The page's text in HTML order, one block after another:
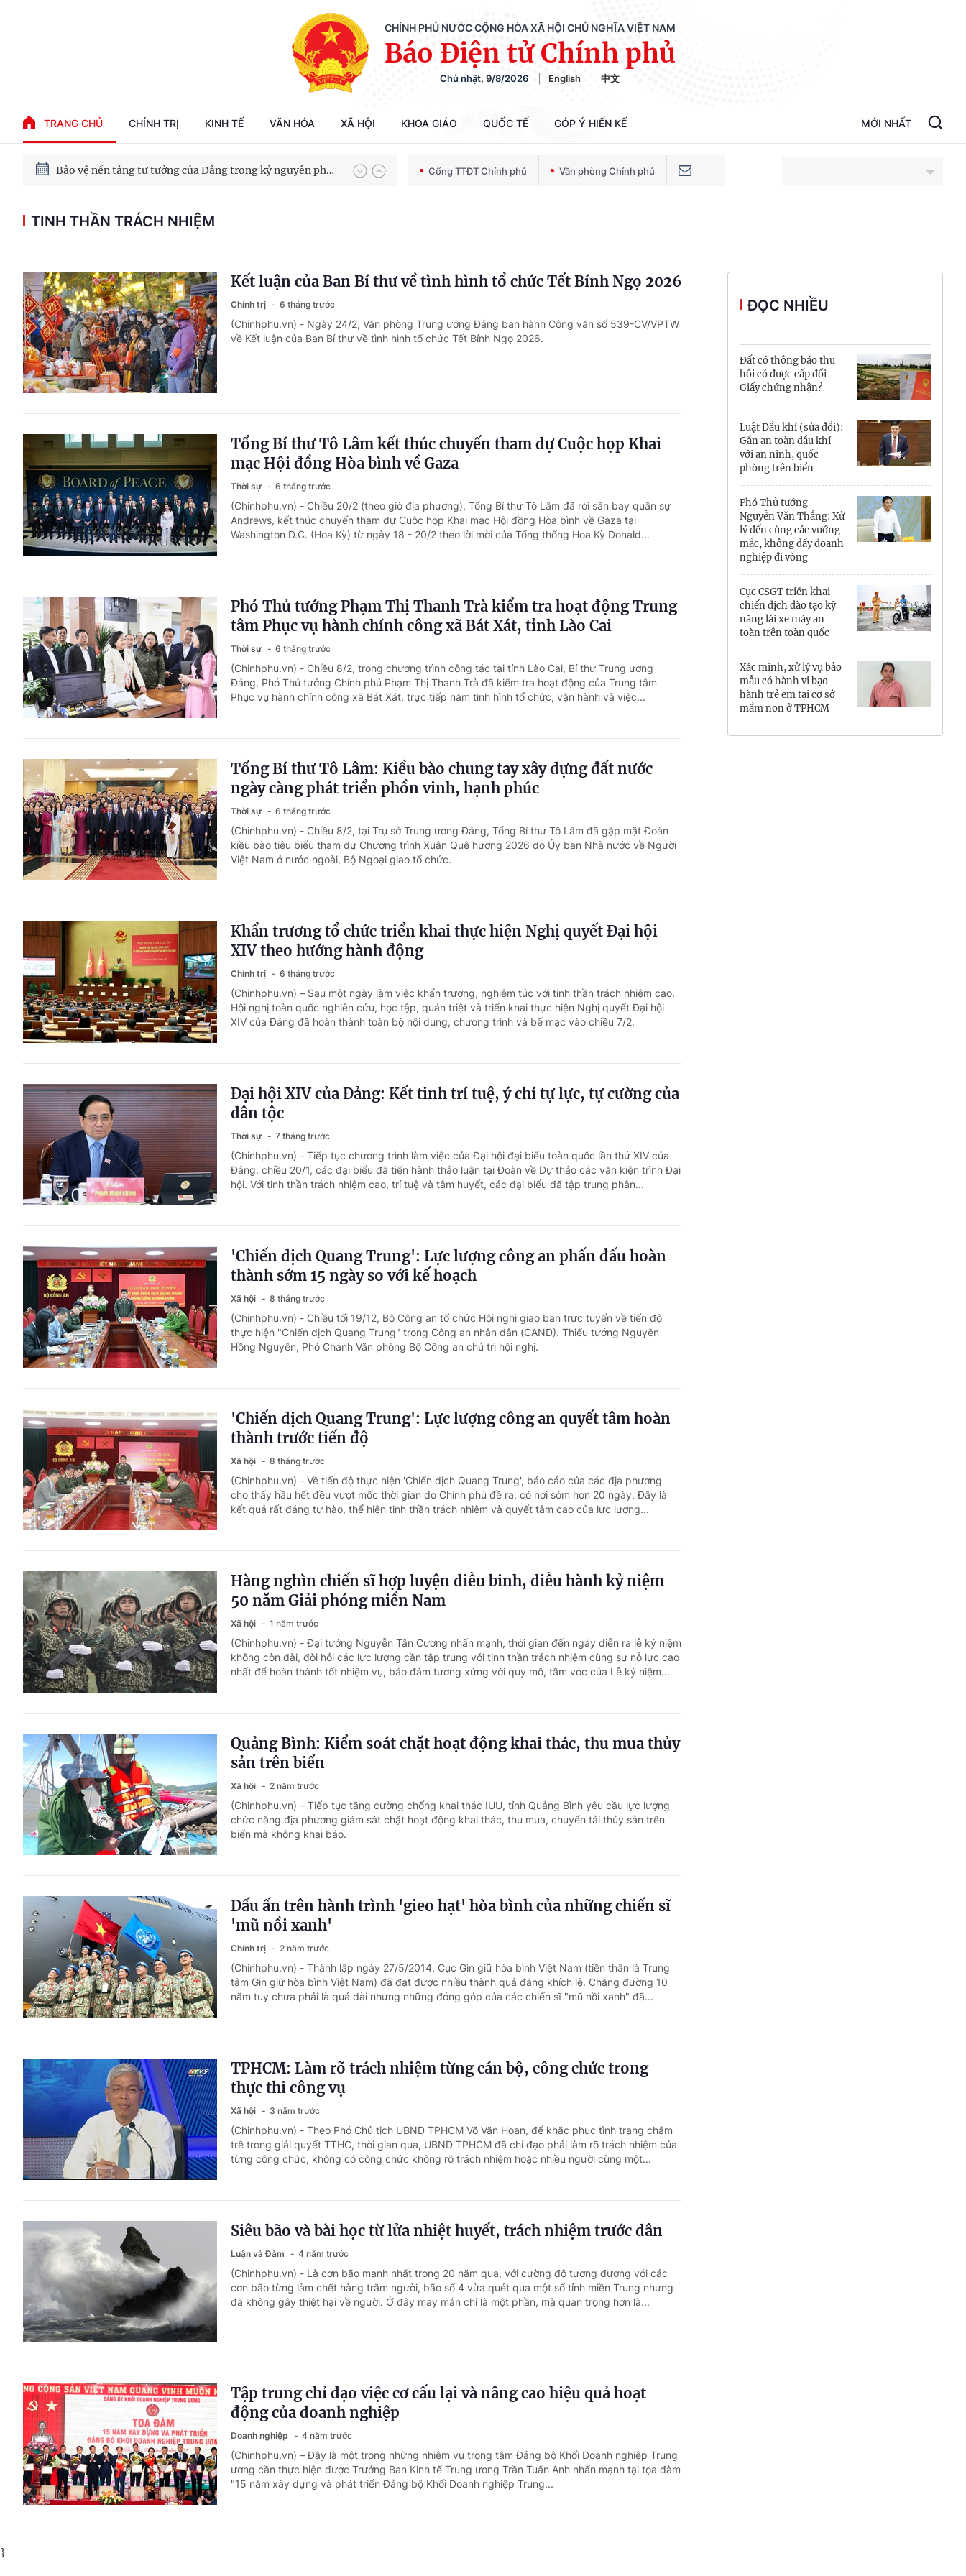
CHÍNH PHỦ NƯỚC CỘNG HÒA XÃ HỘI CHỦ NGHĨA VIỆT NAM
Báo Điện tử Chính phủ
Chủ nhật, 9/8/2026 English 中文
TRANG CHỦ CHÍNH TRỊ KINH TẾ VĂN HÓA XÃ HỘI KHOA GIÁO QUỐC TẾ GÓP Ý HIẾN KẾ MỚI NHẤT
100 ngày xử lý các điểm nghẽn về chuyển đổi số
Bảo vệ nền tảng tư tưởng của Đảng trong kỷ nguyên phát triển mới
Phát triển kinh tế nhà nước trong kỷ nguyên mới
Cổng TTĐT Chính phủ Văn phòng Chính phủ
Cần Thơ
Điện Biên
Đắk Lắk
Đồng Tháp
Gia Lai
Hồ Chí Minh
Hà Tĩnh
Hưng Yên
Hải Phòng
TINH THẦN TRÁCH NHIỆM
Kết luận của Ban Bí thư về tình hình tổ chức Tết Bính Ngọ 2026
Chính trị 6 tháng trước
(Chinhphu.vn) - Ngày 24/2, Văn phòng Trung ương Đảng ban hành Công văn số 539-CV/VPTW
về Kết luận của Ban Bí thư về tình hình tổ chức Tết Bính Ngọ 2026.
Tổng Bí thư Tô Lâm kết thúc chuyến tham dự Cuộc họp Khai
mạc Hội đồng Hòa bình về Gaza
Thời sự 6 tháng trước
(Chinhphu.vn) - Chiều 20/2 (theo giờ địa phương), Tổng Bí thư Tô Lâm đã rời sân bay quân sự
Andrews, kết thúc chuyến tham dự Cuộc họp Khai mạc Hội đồng Hòa bình về Gaza tại
Washington D.C. (Hoa Kỳ) từ ngày 18 - 20/2 theo lời mời của Tổng thống Hoa Kỳ Donald...
Phó Thủ tướng Phạm Thị Thanh Trà kiểm tra hoạt động Trung
tâm Phục vụ hành chính công xã Bát Xát, tỉnh Lào Cai
Thời sự 6 tháng trước
(Chinhphu.vn) - Chiều 8/2, trong chương trình công tác tại tỉnh Lào Cai, Bí thư Trung ương
Đảng, Phó Thủ tướng Chính phủ Phạm Thị Thanh Trà đã kiểm tra hoạt động của Trung tâm
Phục vụ hành chính công xã Bát Xát, trực tiếp nắm tình hình tổ chức, vận hành và việc...
Tổng Bí thư Tô Lâm: Kiều bào chung tay xây dựng đất nước
ngày càng phát triển phồn vinh, hạnh phúc
Thời sự 6 tháng trước
(Chinhphu.vn) - Chiều 8/2, tại Trụ sở Trung ương Đảng, Tổng Bí thư Tô Lâm đã gặp mặt Đoàn
kiều bào tiêu biểu tham dự Chương trình Xuân Quê hương 2026 do Ủy ban Nhà nước về Người
Việt Nam ở nước ngoài, Bộ Ngoại giao tổ chức.
Khẩn trương tổ chức triển khai thực hiện Nghị quyết Đại hội
XIV theo hướng hành động
Chính trị 6 tháng trước
(Chinhphu.vn) – Sau một ngày làm việc khẩn trương, nghiêm túc với tinh thần trách nhiệm cao,
Hội nghị toàn quốc nghiên cứu, học tập, quán triệt và triển khai thực hiện Nghị quyết Đại hội
XIV của Đảng đã hoàn thành toàn bộ nội dung, chương trình và bế mạc vào chiều 7/2.
Đại hội XIV của Đảng: Kết tinh trí tuệ, ý chí tự lực, tự cường của
dân tộc
Thời sự 7 tháng trước
(Chinhphu.vn) - Tiếp tục chương trình làm việc của Đại hội đại biểu toàn quốc lần thứ XIV của
Đảng, chiều 20/1, các đại biểu đã tiến hành thảo luận tại Đoàn về Dự thảo các văn kiện trình Đại
hội. Với tinh thần trách nhiệm cao, trí tuệ và tâm huyết, các đại biểu đã tập trung phân...
'Chiến dịch Quang Trung': Lực lượng công an phấn đấu hoàn
thành sớm 15 ngày so với kế hoạch
Xã hội 8 tháng trước
(Chinhphu.vn) - Chiều tối 19/12, Bộ Công an tổ chức Hội nghị giao ban trực tuyến về tiến độ
thực hiện "Chiến dịch Quang Trung" trong Công an nhân dân (CAND). Thiếu tướng Nguyễn
Hồng Nguyên, Phó Chánh Văn phòng Bộ Công an chủ trì hội nghị.
'Chiến dịch Quang Trung': Lực lượng công an quyết tâm hoàn
thành trước tiến độ
Xã hội 8 tháng trước
(Chinhphu.vn) - Về tiến độ thực hiện 'Chiến dịch Quang Trung', báo cáo của các địa phương
cho thấy hầu hết đều vượt mốc thời gian do Chính phủ đề ra, có nơi sớm hơn 20 ngày. Đây là
kết quả rất đáng tự hào, thể hiện tinh thần trách nhiệm và quyết tâm cao của lực lượng...
Hàng nghìn chiến sĩ hợp luyện diễu binh, diễu hành kỷ niệm
50 năm Giải phóng miền Nam
Xã hội 1 năm trước
(Chinhphu.vn) - Đại tướng Nguyễn Tân Cương nhấn mạnh, thời gian đến ngày diễn ra lễ kỷ niệm
không còn dài, đòi hỏi các lực lượng cần tập trung với tinh thần trách nhiệm cùng sự nỗ lực cao
nhất để hoàn thành tốt nhiệm vụ, bảo đảm tương xứng với quy mô, tầm vóc của Lễ kỷ niệm...
Quảng Bình: Kiểm soát chặt hoạt động khai thác, thu mua thủy
sản trên biển
Xã hội 2 năm trước
(Chinhphu.vn) – Tiếp tục tăng cường chống khai thác IUU, tỉnh Quảng Bình yêu cầu lực lượng
chức năng địa phương giám sát chặt hoạt động khai thác, thu mua, chuyển tải thủy sản trên
biển mà không khai báo.
Dấu ấn trên hành trình 'gieo hạt' hòa bình của những chiến sĩ
'mũ nồi xanh'
Chính trị 2 năm trước
(Chinhphu.vn) - Thành lập ngày 27/5/2014, Cục Gìn giữ hòa bình Việt Nam (tiền thân là Trung
tâm Gìn giữ hòa bình Việt Nam) đã đạt được nhiều thành quả đáng khích lệ. Chặng đường 10
năm tuy chưa phải là quá dài nhưng những đóng góp của các chiến sĩ "mũ nồi xanh" đã...
TPHCM: Làm rõ trách nhiệm từng cán bộ, công chức trong
thực thi công vụ
Xã hội 3 năm trước
(Chinhphu.vn) - Theo Phó Chủ tịch UBND TPHCM Võ Văn Hoan, để khắc phục tình trạng chậm
trễ trong giải quyết TTHC, thời gian qua, UBND TPHCM đã chỉ đạo phải làm rõ trách nhiệm của
từng công chức, không có công chức không rõ trách nhiệm hoặc nhiều người cùng một...
Siêu bão và bài học từ lửa nhiệt huyết, trách nhiệm trước dân
Luận và Đàm 4 năm trước
(Chinhphu.vn) - Là cơn bão mạnh nhất trong 20 năm qua, với cường độ tương đương với các
cơn bão từng làm chết hàng trăm người, bão số 4 vừa quét qua một số tỉnh miền Trung nhưng
đã không gây thiệt hại về người. Ở đây may mắn chỉ là một phần, mà quan trọng hơn là...
Tập trung chỉ đạo việc cơ cấu lại và nâng cao hiệu quả hoạt
động của doanh nghiệp
Doanh nghiệp 4 năm trước
(Chinhphu.vn) – Đây là một trong những nhiệm vụ trọng tâm Đảng bộ Khối Doanh nghiệp Trung
ương cần thực hiện được Trưởng Ban Kinh tế Trung ương Trần Tuấn Anh nhấn mạnh tại tọa đàm
"15 năm xây dựng và phát triển Đảng bộ Khối Doanh nghiệp Trung...
ĐỌC NHIỀU
Đất có thông báo thu
hồi có được cấp đổi
Giấy chứng nhận?
Luật Dầu khí (sửa đổi):
Gắn an toàn dầu khí
với an ninh, quốc
phòng trên biển
Phó Thủ tướng
Nguyễn Văn Thắng: Xử
lý đến cùng các vướng
mắc, không đẩy doanh
nghiệp đi vòng
Cục CSGT triển khai
chiến dịch đào tạo kỹ
năng lái xe máy an
toàn trên toàn quốc
Xác minh, xử lý vụ bảo
mẫu có hành vi bạo
hành trẻ em tại cơ sở
mầm non ở TPHCM
}